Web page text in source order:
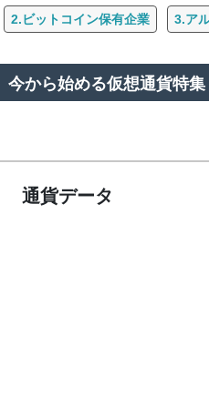
2.ビットコイン保有企業 3.ア
今から始める仮想通貨特集
通貨データ